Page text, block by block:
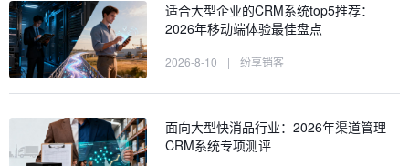
适合大型企业的CRM系统top5推荐：
2026年移动端体验最佳盘点
2026-8-10 | 纷享销客
面向大型快消品行业：2026年渠道管理
CRM系统专项测评